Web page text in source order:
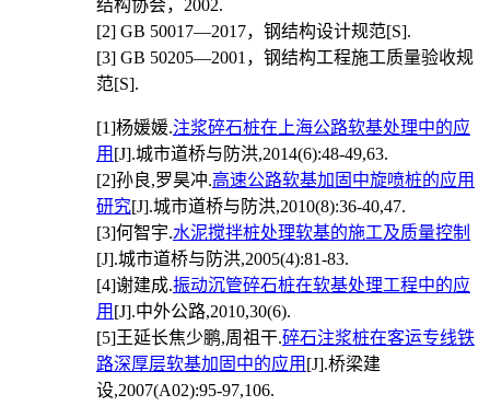
结构协会，2002.
[2] GB 50017—2017，钢结构设计规范[S].
[3] GB 50205—2001，钢结构工程施工质量验收规
范[S].
[1]杨媛媛.注浆碎石桩在上海公路软基处理中的应
用 [J].城市道桥与防洪,2014(6):48-49,63.
[2]孙良,罗昊冲.高速公路软基加固中旋喷桩的应用
研究[J].城市道桥与防洪,2010(8):36-40,47.
[3]何智宇.水泥搅拌桩处理软基的施工及质量控制
[J].城市道桥与防洪,2005(4):81-83.
[4]谢建成.振动沉管碎石桩在软基处理工程中的应
用 [J].中外公路,2010,30(6).
[5]王延长焦少鹏,周祖干.碎石注浆桩在客运专线铁
路深厚层软基加固中的应用 [J].桥梁建
设,2007(A02):95-97,106.